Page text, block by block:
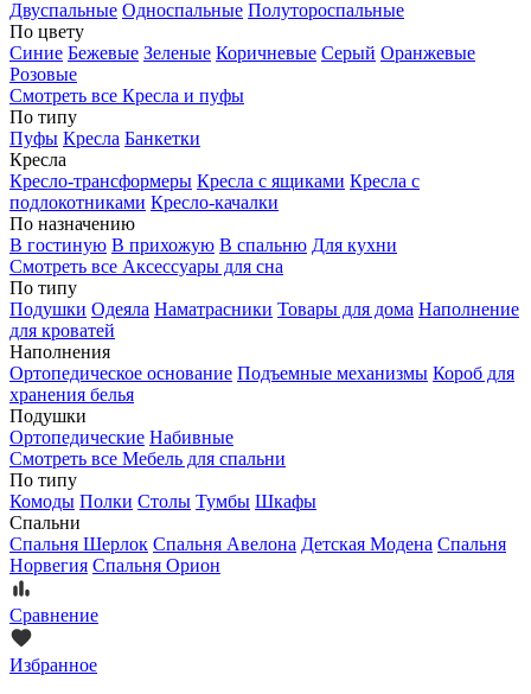
Двуспальные Односпальные Полутороспальные
По цвету
Синие Бежевые Зеленые Коричневые Серый Оранжевые
Розовые
Смотреть все Кресла и пуфы
По типу
Пуфы Кресла Банкетки
Кресла
Кресло-трансформеры Кресла с ящиками Кресла с
подлокотниками Кресло-качалки
По назначению
В гостиную В прихожую В спальню Для кухни
Смотреть все Аксессуары для сна
По типу
Подушки Одеяла Наматрасники Товары для дома Наполнение
для кроватей
Наполнения
Ортопедическое основание Подъемные механизмы Короб для
хранения белья
Подушки
Ортопедические Набивные
Смотреть все Мебель для спальни
По типу
Комоды Полки Столы Тумбы Шкафы
Спальни
Спальня Шерлок Спальня Авелона Детская Модена Спальня
Норвегия Спальня Орион
Сравнение
Избранное